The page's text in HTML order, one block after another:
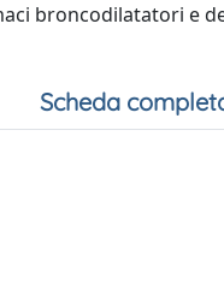
broncodilatatori e
Scheda